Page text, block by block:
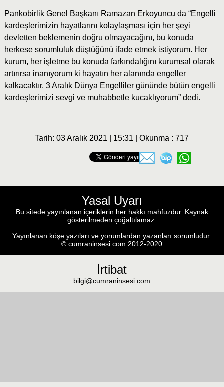
Pankobirlik Genel Başkanı Ramazan Erkoyuncu da “Engelli
kardeşlerimizin hayatlarını kolaylaşması için her şeyi
devletten beklemenin doğru olmayacağını, bu konuda
herkese sorumluluk düştüğünü ifade etmek istiyorum. Her
kurum, her işletme bu konuda farkındalığını kurumsal olarak
artırırsa inanıyorum ki hayatın her alanında engeller
kalkacaktır. 3 Aralık Dünya Engelliler gününde bütün engelli
kardeşlerimizi sevgi ve muhabbetle kucaklıyorum” dedi.
Tarih: 03 Aralık 2021 | 15:31 | Okunma : 717
Yasal Uyarı
Bu sitede yayınlanan içeriklerin her hakkı mahfuzdur. Kaynak
gösterilmeden çoğaltılamaz.
Yayınlanan köşe yazıları ve yorumlardan yazanları sorumludur.
© cumraninsesi.com 2012-2020
İrtibat
bilgi@cumraninsesi.com